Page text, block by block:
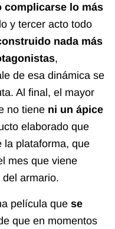
complicarse lo más
y tercer acto todo
nada más
,
de esa dinámica se
Al final, el mayor
no tiene ni un ápice
elaborado que
la plataforma, que
mes que viene
armario.
película que se
que en momentos